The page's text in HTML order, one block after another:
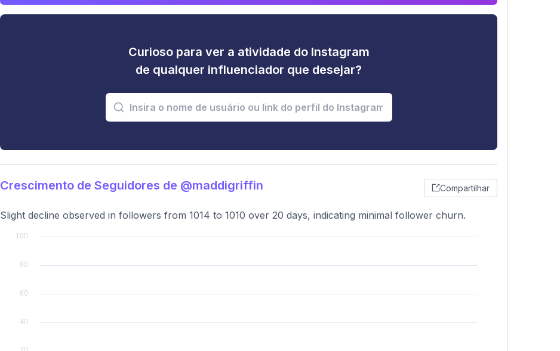
Curioso para ver a atividade do Instagram
de qualquer influenciador que desejar?
Crescimento de Seguidores de @maddigriffin Compartilhar
Slight decline observed in followers from 1014 to 1010 over 20 days, indicating minimal follower churn.